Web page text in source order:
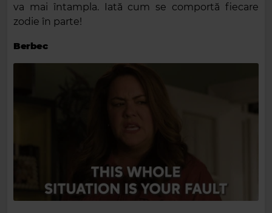
va mai întampla. Iată cum se comportă fiecare
zodie în parte!
Berbec